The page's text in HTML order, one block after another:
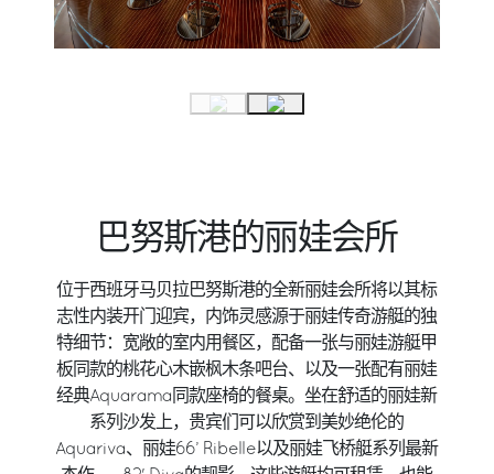
巴努斯港的丽娃会所
位于西班牙马贝拉巴努斯港的全新丽娃会所将以其标
志性内装开门迎宾，内饰灵感源于丽娃传奇游艇的独
特细节：宽敞的室内用餐区，配备一张与丽娃游艇甲
板同款的桃花心木嵌枫木条吧台、以及一张配有丽娃
经典Aquarama同款座椅的餐桌。坐在舒适的丽娃新
系列沙发上，贵宾们可以欣赏到美妙绝伦的
Aquariva、丽娃66’ Ribelle以及丽娃飞桥艇系列最新